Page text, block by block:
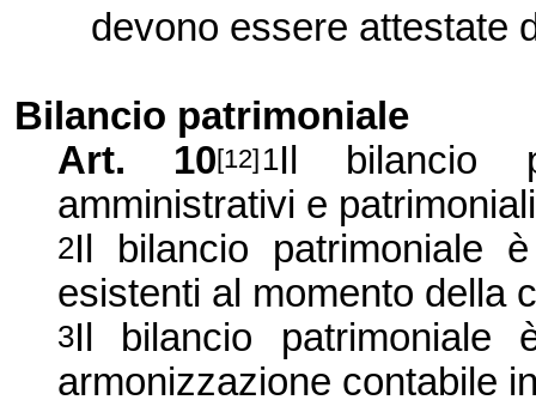
devono essere attestate
Bilancio patrimoniale
Art. 10[12] 1Il bilancio
amministrativi e
2Il bilancio patrimoniale
esistenti al momento della
3Il bilancio patrimoniale
armonizzazione contabile